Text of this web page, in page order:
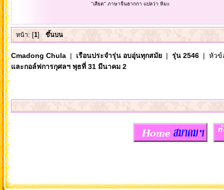
"เสียด" ภาษาจีนฮากกา แปลว่า หิมะ
หน้า: [1] ขึ้นบน
Cmadong Chula| เรือนประจำรุ่น อบอุ่นทุกสมัย| รุ่น 2546| หัวข้
และกอล์ฟการกุศลฯ พุธที่ 31 มีนาคม 2